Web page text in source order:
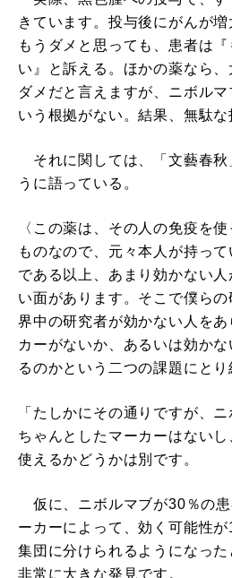
きています。投与後にがんが
もうダメと思っても、患者は
い』と訴える。ほかの薬なら
ダメだと言えますが、ニボル
いう根拠がない。結果、無駄な
それに関しては、「文藝春秋
うに語っている。
〈この薬は、その人の免疫を
ものなので、元々本人が持っ
である以上、あまり効かない
い面があります。そこで僕ら
界中の研究者が効かない人を
カーがないか、あるいは効かな
るのかという二つの課題にとり
「たしかにその通りですが、
ちゃんとしたマーカーはない
使えるかどうかは別です。
仮に、ニボルマブが30％の
ーカーによって、効く可能性
集団に分けられるようになっ
非常に大きな発見です。